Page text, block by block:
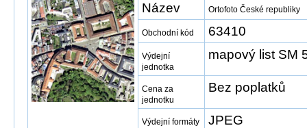
Název Ortofoto České republiky
Obchodní kód 63410
Výdejní
jednotka
mapový list SM
Cena za
jednotku
Bez poplatků
Výdejní formáty JPEG